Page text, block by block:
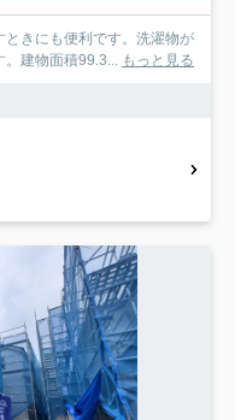
きにも便利です。洗濯物が
。建物面積99.3... もっと見る